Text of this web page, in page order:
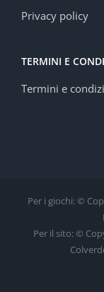
Privacy policy
TERMINI E
Termini e
Per i giochi: ©
Per il sito: ©